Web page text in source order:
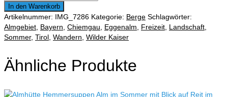
Schatten
liegende
Almweide
und
auf
Wilden
In den Warenkorb
Artikelnummer: IMG_7286 Kategorie: Berge Schlagwörter:
Almgebiet Bayern Chiemgau Eggenalm Freizeit Landschaft
Sommer, Tirol Wandern Wilder Kaiser
Ähnliche Produkte